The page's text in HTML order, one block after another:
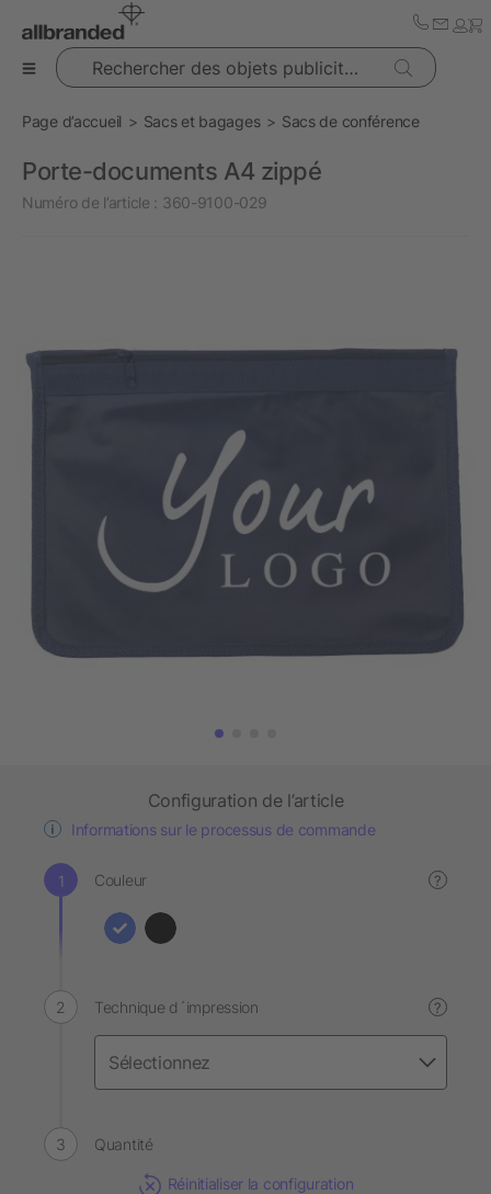
Rechercher des objets publicitaires
Page d’accueil Sacs et bagages Sacs de conférence
Porte-documents A4 zippé
Numéro de l’article : 360-9100-029
Configuration de l’article
Informations sur le processus de commande
Couleur ?
Technique d´impression ?
Quantité
Réinitialiser la configuration